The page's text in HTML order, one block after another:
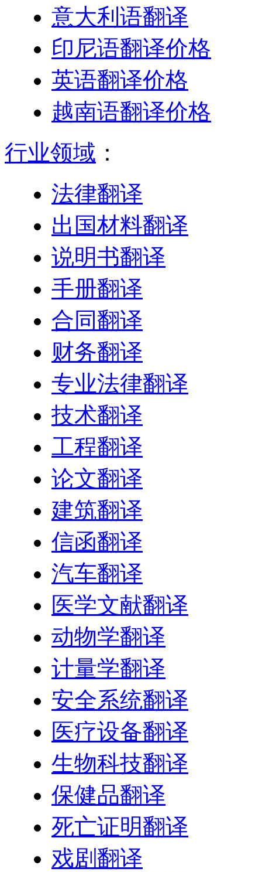
意大利语翻译
印尼语翻译价格
英语翻译价格
越南语翻译价格
行业领域 ：
法律翻译
出国材料翻译
说明书翻译
手册翻译
合同翻译
财务翻译
专业法律翻译
技术翻译
工程翻译
论文翻译
建筑翻译
信函翻译
汽车翻译
医学文献翻译
动物学翻译
计量学翻译
安全系统翻译
医疗设备翻译
生物科技翻译
保健品翻译
死亡证明翻译
戏剧翻译